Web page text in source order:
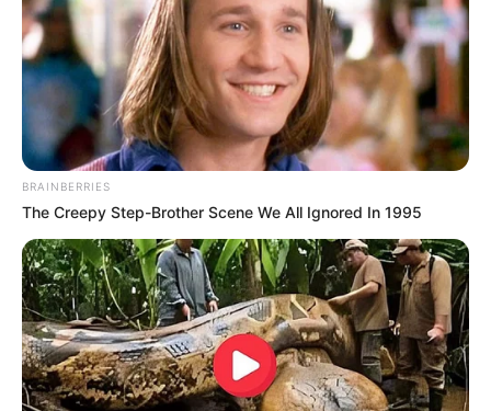
Veldensteiner Forst befindet sich ein weiträumiges
Wildgehege mit Damwild, Mufflons und Rehen,
durch das ein 1,9 km langer Rundweg führt.
Außerdem gibt es noch separate Gehege mit
Wildschweinen und Rotwild sowie einen Natur- und
Waldlehrpfad. Lage des Wildgeheges am Hufeisen
(Parkplatz Peters Waldschänke) im Veldensteiner
Forst auf der Landkarte von
OpenStreetMap.
Wildpark Hundshaupten bei Egloffstein - In
großräumigen und naturnah angelegten Gehegen,
die teilweise begehbar sind, können einheimische
Wildtierarten und Haustiere aus nächster Nähe
beobachtet werden. Informationen unterwww.hunds
haupten.de.
BRAINBERRIES
The Creepy Step-Brother Scene We All Ignored In 1995